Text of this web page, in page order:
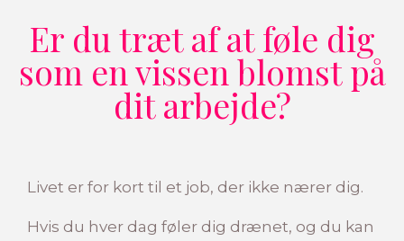
Er du træt af at føle dig
som en vissen blomst på
dit arbejde?
Livet er for kort til et job, der ikke nærer dig.
Hvis du hver dag føler dig drænet, og du kan